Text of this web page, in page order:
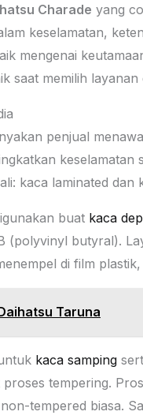
Charade yang
keselamatan,
mengenai
saat memilih
penjual
keselamatan
kaca laminated dan
buat kaca
(polyvinyl butyral).
di film
Taruna
kaca samping
tempering.
tempered biasa.